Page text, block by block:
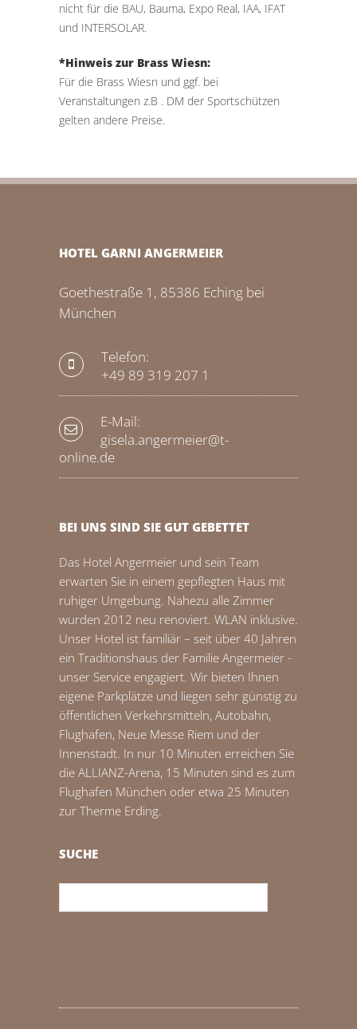
nicht für die BAU, Bauma, Expo Real, IAA, IFAT
und INTERSOLAR.
*Hinweis zur Brass Wiesn:
Für die Brass Wiesn und ggf. bei
Veranstaltungen z.B . DM der Sportschützen
gelten andere Preise.
HOTEL GARNI ANGERMEIER
Goethestraße 1, 85386 Eching bei
München
Telefon:
+49 89 319 207 1
E-Mail:
gisela.angermeier@t-
online.de
BEI UNS SIND SIE GUT GEBETTET
Das Hotel Angermeier und sein Team
erwarten Sie in einem gepflegten Haus mit
ruhiger Umgebung. Nahezu alle Zimmer
wurden 2012 neu renoviert. WLAN inklusive.
Unser Hotel ist familiär – seit über 40 Jahren
ein Traditionshaus der Familie Angermeier -
unser Service engagiert. Wir bieten Ihnen
eigene Parkplätze und liegen sehr günstig zu
öffentlichen Verkehrsmitteln, Autobahn,
Flughafen, Neue Messe Riem und der
Innenstadt. In nur 10 Minuten erreichen Sie
die ALLIANZ-Arena, 15 Minuten sind es zum
Flughafen München oder etwa 25 Minuten
zur Therme Erding.
SUCHE